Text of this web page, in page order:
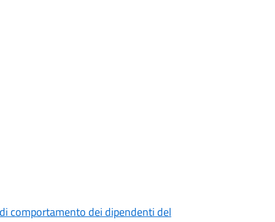
comportamento dei dipendenti del